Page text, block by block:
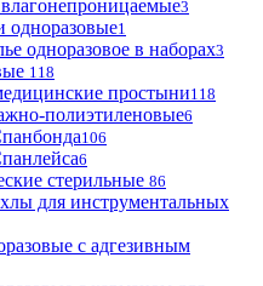
3
одноразовые1
одноразовое в наборах3
118
простыни118
полиэтиленовые6
106
6
стерильные 86
для инструментальных
с адгезивным